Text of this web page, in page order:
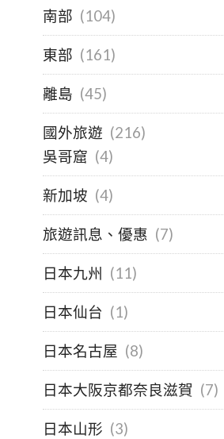
南部 (104)
東部 (161)
離島 (45)
國外旅遊 (216)
吳哥窟 (4)
新加坡 (4)
旅遊訊息、優惠 (7)
日本九州 (11)
日本仙台 (1)
日本名古屋 (8)
日本大阪京都奈良滋賀 (7)
日本山形 (3)